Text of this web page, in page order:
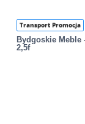
Transport Promocja
Bydgoskie Meble
2,5f